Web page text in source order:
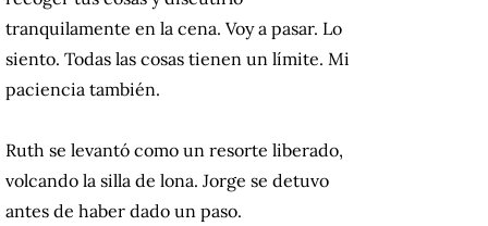
tranquilamente en la cena. Voy a pasar. Lo
siento. Todas las cosas tienen un límite. Mi
paciencia también.
Ruth se levantó como un resorte liberado,
volcando la silla de lona. Jorge se detuvo
antes de haber dado un paso.